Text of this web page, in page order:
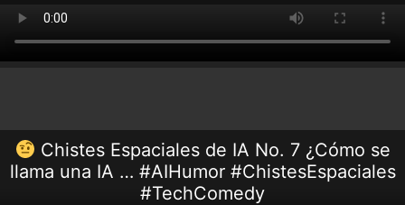
Chistes Espaciales de IA No. 7 ¿Cómo se
llama una IA … #AIHumor #ChistesEspaciales
#TechComedy